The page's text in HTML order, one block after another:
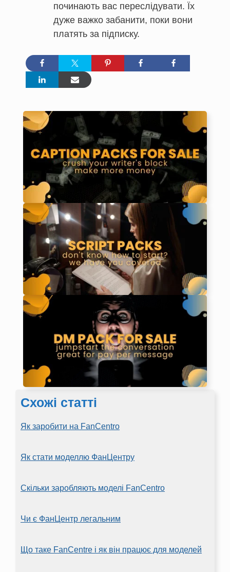
починають вас переслідувати. Їх
дуже важко забанити, поки вони
платять за підписку.
Схожі статті
Як заробити на FanCentro
Як стати моделлю ФанЦентру
Скільки заробляють моделі FanCentro
Чи є ФанЦентр легальним
Що таке FanCentre і як він працює для моделей